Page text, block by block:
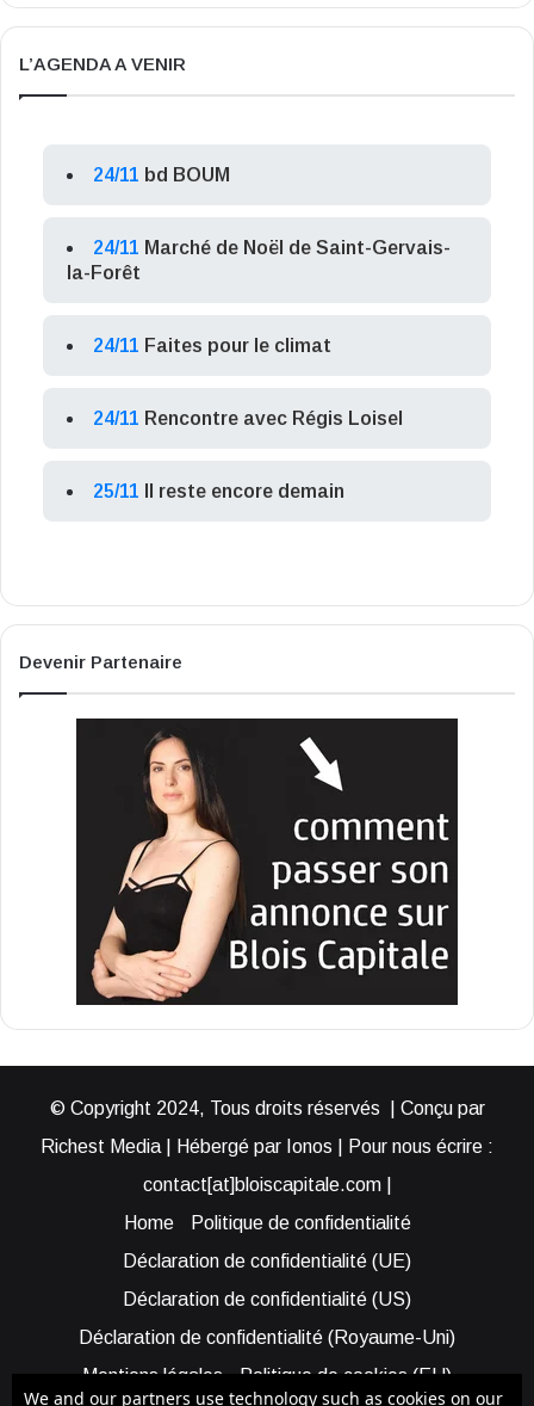
L’AGENDA A VENIR
24/11 bd BOUM
24/11 Marché de Noël de Saint-Gervais-
la-Forêt
24/11 Faites pour le climat
24/11 Rencontre avec Régis Loisel
25/11 Il reste encore demain
Devenir Partenaire
© Copyright 2024, Tous droits réservés | Conçu par
Richest Media | Hébergé par Ionos | Pour nous écrire :
contact[at]bloiscapitale.com |
Home
Politique de confidentialité
Déclaration de confidentialité (UE)
Déclaration de confidentialité (US)
Déclaration de confidentialité (Royaume-Uni)
Mentions légales
Politique de cookies (EU)
We and our partners use technology such as cookies on our